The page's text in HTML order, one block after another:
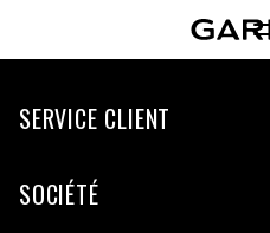
SERVICE CLIENT
SOCIÉTÉ